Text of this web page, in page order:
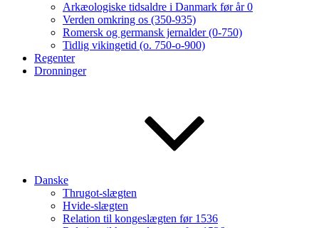
Arkæologiske tidsaldre i Danmark før år 0
Verden omkring os (350-935)
Romersk og germansk jernalder (0-750)
Tidlig vikingetid (o. 750-o-900)
Regenter
Dronninger
Danske
Thrugot-slægten
Hvide-slægten
Relation til kongeslægten før 1536